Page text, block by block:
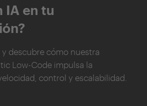
IA en tu
descubre cómo nuestra
Low-Code impulsa la
control y escalabilidad.